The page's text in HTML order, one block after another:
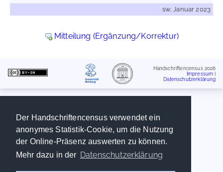
Der Handschriftencensus verwendet ein
anonymes Statistik-Cookie, um die Nutzung
der Online-Präsenz auswerten zu können.
Mehr dazu in der Datenschutzerklärung
sw, Januar 2023
Mitteilung (Ergänzung/Korrektur)
Handschriftencensus 2026
Impressum
Datenschutzerklärung